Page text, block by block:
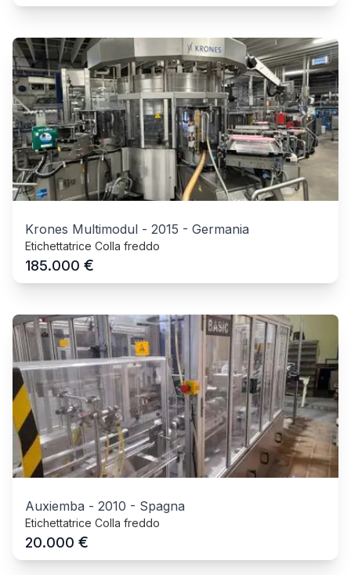
Krones Multimodul - 2015 - Germania
Etichettatrice Colla freddo
185.000 €
Auxiemba - 2010 - Spagna
Etichettatrice Colla freddo
20.000 €